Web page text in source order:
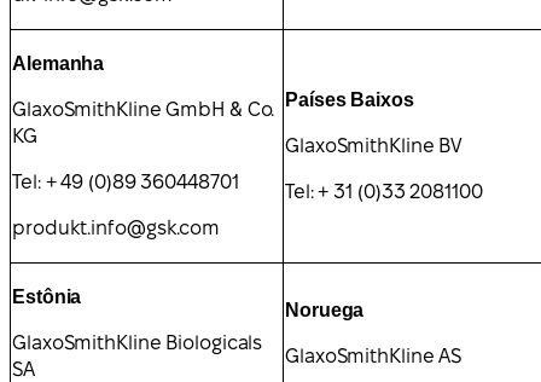
Alemanha
GlaxoSmithKline GmbH & Co.
KG
Tel: + 49 (0)89 360448701
produkt.info@gsk.com
Países Baixos
GlaxoSmithKline BV
Tel: + 31 (0)33 2081100
Estônia
GlaxoSmithKline Biologicals
SA
Noruega
GlaxoSmithKline AS